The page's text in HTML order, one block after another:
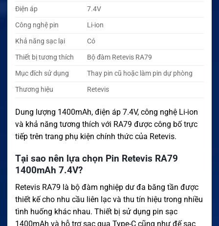
Điện áp
7.4V
Công nghệ pin
Li-ion
Khả năng sạc lại
Có
Thiết bị tương thích
Bộ đàm Retevis RA79
Mục đích sử dụng
Thay pin cũ hoặc làm pin dự phòng
Thương hiệu
Retevis
Dung lượng 1400mAh, điện áp 7.4V, công nghệ Li-ion
và khả năng tương thích với RA79 được công bố trực
tiếp trên trang phụ kiện chính thức của Retevis.
Tại sao nên lựa chọn Pin Retevis RA79
1400mAh 7.4V?
Retevis RA79 là bộ đàm nghiệp dư đa băng tần được
thiết kế cho nhu cầu liên lạc và thu tín hiệu trong nhiều
tình huống khác nhau. Thiết bị sử dụng pin sạc
1400mAh và hỗ trợ sạc qua Type-C cũng như đế sạc